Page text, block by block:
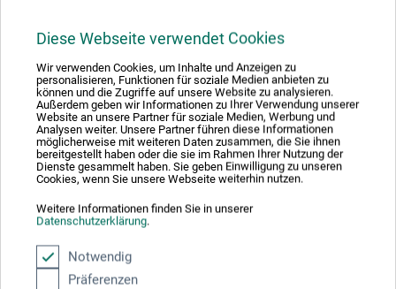
Diese Webseite verwendet Cookies
Wir verwenden Cookies, um Inhalte und Anzeigen zu
personalisieren, Funktionen für soziale Medien anbieten zu
können und die Zugriffe auf unsere Website zu analysieren.
Außerdem geben wir Informationen zu Ihrer Verwendung unserer
Website an unsere Partner für soziale Medien, Werbung und
Analysen weiter. Unsere Partner führen diese Informationen
möglicherweise mit weiteren Daten zusammen, die Sie ihnen
bereitgestellt haben oder die sie im Rahmen Ihrer Nutzung der
Dienste gesammelt haben. Sie geben Einwilligung zu unseren
Cookies, wenn Sie unsere Webseite weiterhin nutzen.
Weitere Informationen finden Sie in unserer
Datenschutzerklärung.
Notwendig
Präferenzen